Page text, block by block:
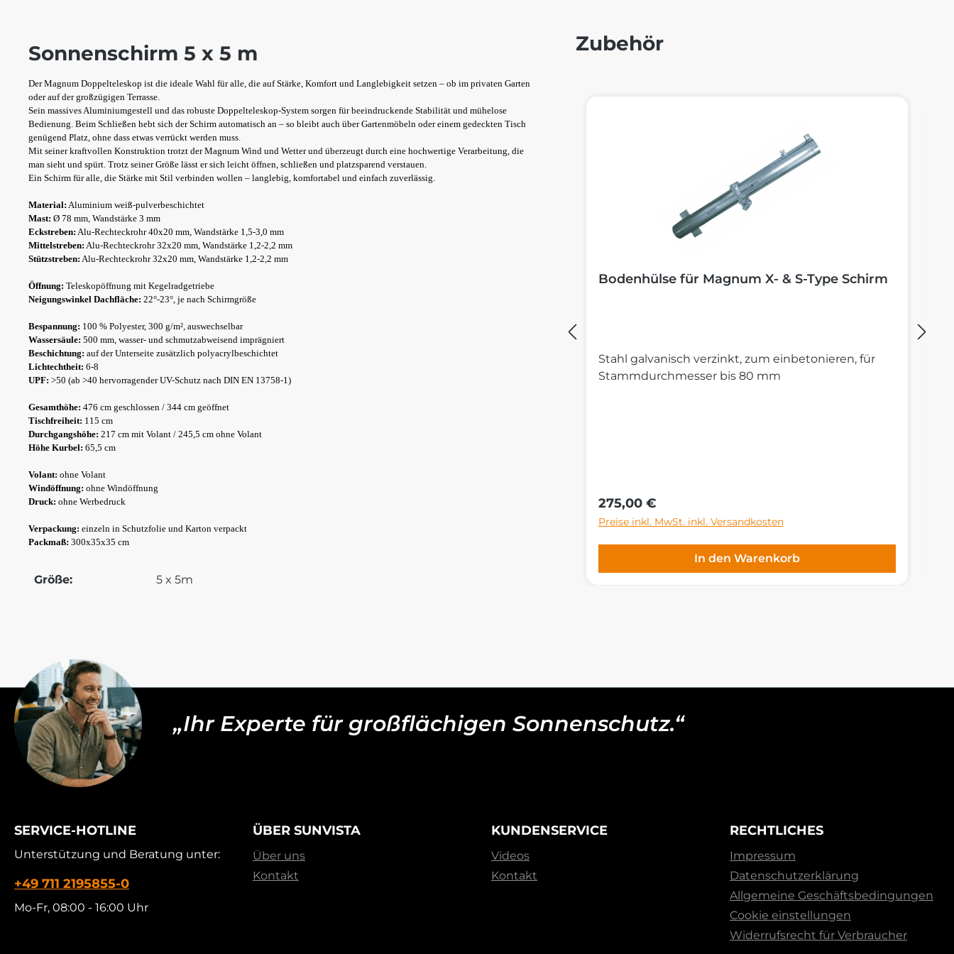
Sonnenschirm 5 x 5 m
Der Magnum Doppelteleskop ist die ideale Wahl für alle, die auf Stärke, Komfort und Langlebigkeit setzen – ob im privaten Garten
oder auf der großzügigen Terrasse.
Sein massives Aluminiumgestell und das robuste Doppelteleskop-System sorgen für beeindruckende Stabilität und mühelose
Bedienung. Beim Schließen hebt sich der Schirm automatisch an – so bleibt auch über Gartenmöbeln oder einem gedeckten Tisch
genügend Platz, ohne dass etwas verrückt werden muss.
Mit seiner kraftvollen Konstruktion trotzt der Magnum Wind und Wetter und überzeugt durch eine hochwertige Verarbeitung, die
man sieht und spürt. Trotz seiner Größe lässt er sich leicht öffnen, schließen und platzsparend verstauen.
Ein Schirm für alle, die Stärke mit Stil verbinden wollen – langlebig, komfortabel und einfach zuverlässig.
Material: Aluminium weiß-pulverbeschichtet
Mast: Ø 78 mm, Wandstärke 3 mm
Eckstreben: Alu-Rechteckrohr 40x20 mm, Wandstärke 1,5-3,0 mm
Mittelstreben: Alu-Rechteckrohr 32x20 mm, Wandstärke 1,2-2,2 mm
Stützstreben: Alu-Rechteckrohr 32x20 mm, Wandstärke 1,2-2,2 mm
Öffnung: Teleskopöffnung mit Kegelradgetriebe
Neigungswinkel Dachfläche: 22°-23°, je nach Schirmgröße
Bespannung: 100 % Polyester, 300 g/m², auswechselbar
Wassersäule: 500 mm, wasser- und schmutzabweisend imprägniert
Beschichtung: auf der Unterseite zusätzlich polyacrylbeschichtet
Lichtechtheit: 6-8
UPF: >50 (ab >40 hervorragender UV-Schutz nach DIN EN 13758-1)
Gesamthöhe: 476 cm geschlossen / 344 cm geöffnet
Tischfreiheit: 115 cm
Durchgangshöhe: 217 cm mit Volant / 245,5 cm ohne Volant
Höhe Kurbel: 65,5 cm
Volant: ohne Volant
Windöffnung: ohne Windöffnung
Druck: ohne Werbedruck
Verpackung: einzeln in Schutzfolie und Karton verpackt
Packmaß: 300x35x35 cm
Größe: 5 x 5m
Zubehör
Bodenhülse für Magnum X- & S-Type Schirm
Stahl galvanisch verzinkt, zum einbetonieren, für
Stammdurchmesser bis 80 mm
Regulärer Preis:
275,00 €
Preise inkl. MwSt. inkl. Versandkosten
In den Warenkorb
„Ihr Experte für großflächigen Sonnenschutz.“
SERVICE-HOTLINE
Unterstützung und Beratung unter:
+49 711 2195855-0
Mo-Fr, 08:00 - 16:00 Uhr
ÜBER SUNVISTA
Über uns
Kontakt
KUNDENSERVICE
Videos
Kontakt
RECHTLICHES
Impressum
Datenschutzerklärung
Allgemeine Geschäftsbedingungen
Cookie einstellungen
Widerrufsrecht für Verbraucher